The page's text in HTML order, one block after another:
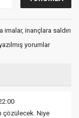
inançlara saldırı
yorumlar
çözülecek. Niye